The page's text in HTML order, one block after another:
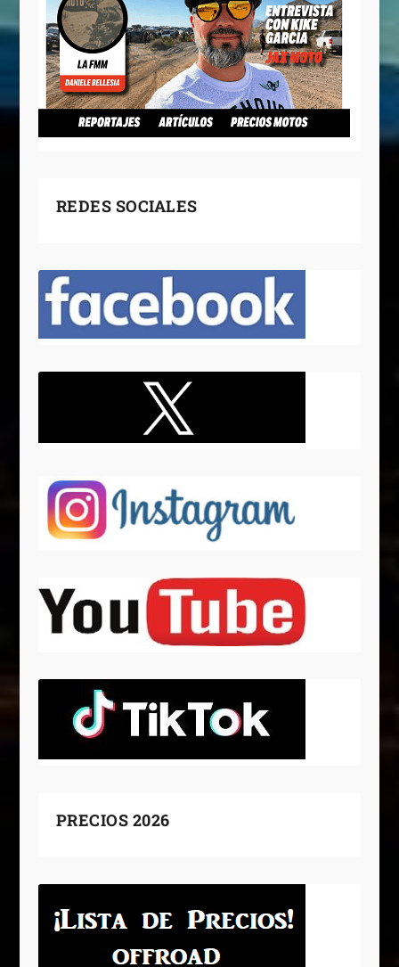
REDES SOCIALES
PRECIOS 2026